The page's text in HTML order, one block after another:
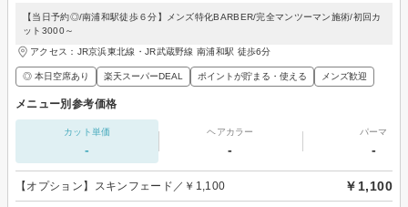
【当日予約◎/南浦和駅徒歩６分】メンズ特化BARBER/完全マンツーマン施術/初回カ
ット3000～
アクセス：JR京浜東北線・JR武蔵野線 南浦和駅 徒歩6分
◎ 本日空席あり 楽天スーパーDEAL ポイントが貯まる・使える メンズ歓迎
メニュー別参考価格
カット単価
-
ヘアカラー
-
パーマ
-
【オプション】スキンフェード／￥1,100 ￥1,100